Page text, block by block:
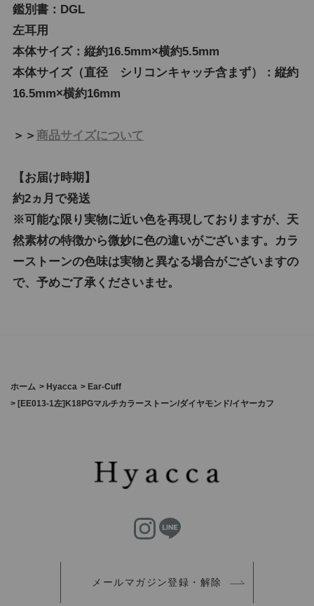
鑑別書：DGL
左耳用
本体サイズ：縦約16.5mm×横約5.5mm
本体サイズ（直径 シリコンキャッチ含まず）：縦約
16.5mm×横約16mm
＞＞ 商品サイズについて
【お届け時期】
約2ヵ月で発送
※可能な限り実物に近い色を再現しておりますが、天
然素材の特徴から微妙に色の違いがございます。カラ
ーストーンの色味は実物と異なる場合がございますの
で、予めご了承くださいませ。
ホーム > Hyacca > Ear-Cuff
> [EE013-1左]K18PGマルチカラーストーン/ダイヤモンド/イヤーカフ
メールマガジン登録・解除